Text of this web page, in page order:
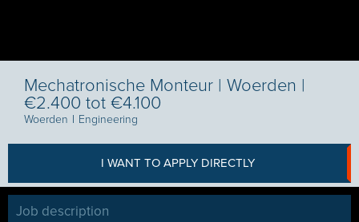
Mechatronische Monteur | Woerden |
€2.400 tot €4.100
Woerden I Engineering
I WANT TO APPLY DIRECTLY
Job description